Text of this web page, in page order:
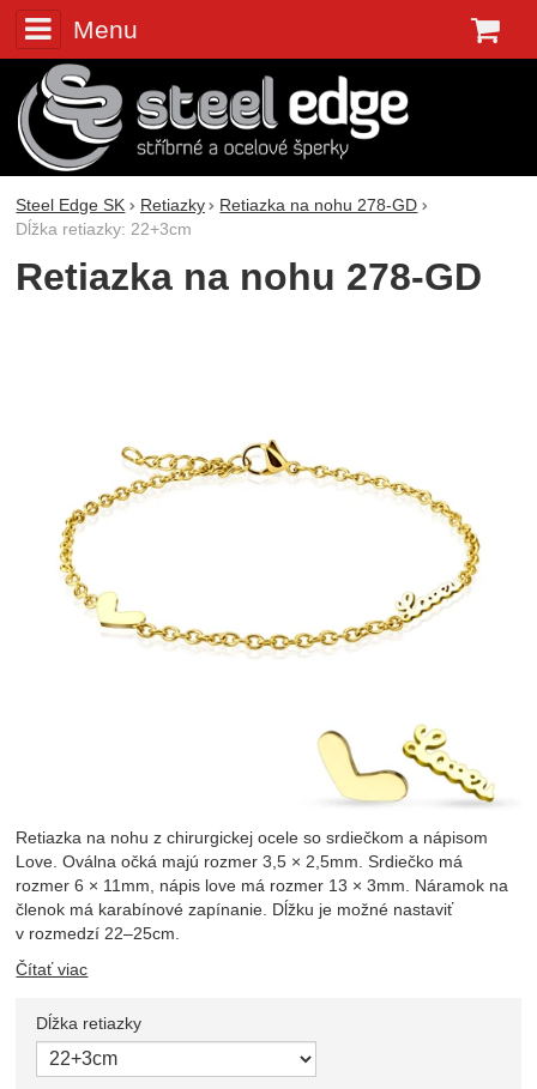
Menu
Steel Edge SK Retiazky
Retiazka na nohu 278-GD
Dĺžka retiazky: 22+3cm
Retiazka na nohu 278-GD
Retiazka na nohu z chirurgickej ocele so srdiečkom a nápisom
Love. Oválna očká majú rozmer 3,5 × 2,5mm. Srdiečko má
rozmer 6 × 11mm, nápis love má rozmer 13 × 3mm. Náramok na
členok má karabínové zapínanie. Dĺžku je možné nastaviť
v rozmedzí 22–25cm.
Čítať viac
Zvoľte variant
Dĺžka retiazky